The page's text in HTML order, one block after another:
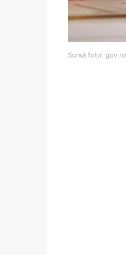
Sursă foto: gov.ro